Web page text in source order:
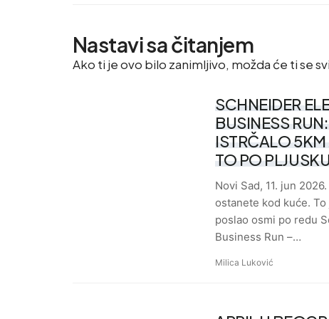
Nastavi sa čitanjem
Ako ti je ovo bilo zanimljivo, možda će ti se
SCHNEIDER
BUSINESS
ISTRČALO 5KM
TO PO
Novi Sad, 11. jun
ostanete kod kuće.
poslao osmi po redu
Business Run –…
Milica Luković